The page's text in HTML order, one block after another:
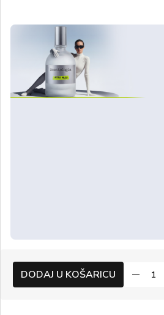
DODAJ U KOŠARICU